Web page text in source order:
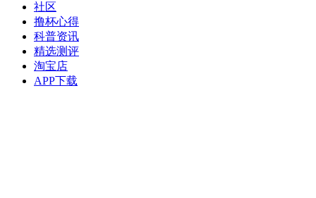
社区
撸杯心得
科普资讯
精选测评
淘宝店
APP下载